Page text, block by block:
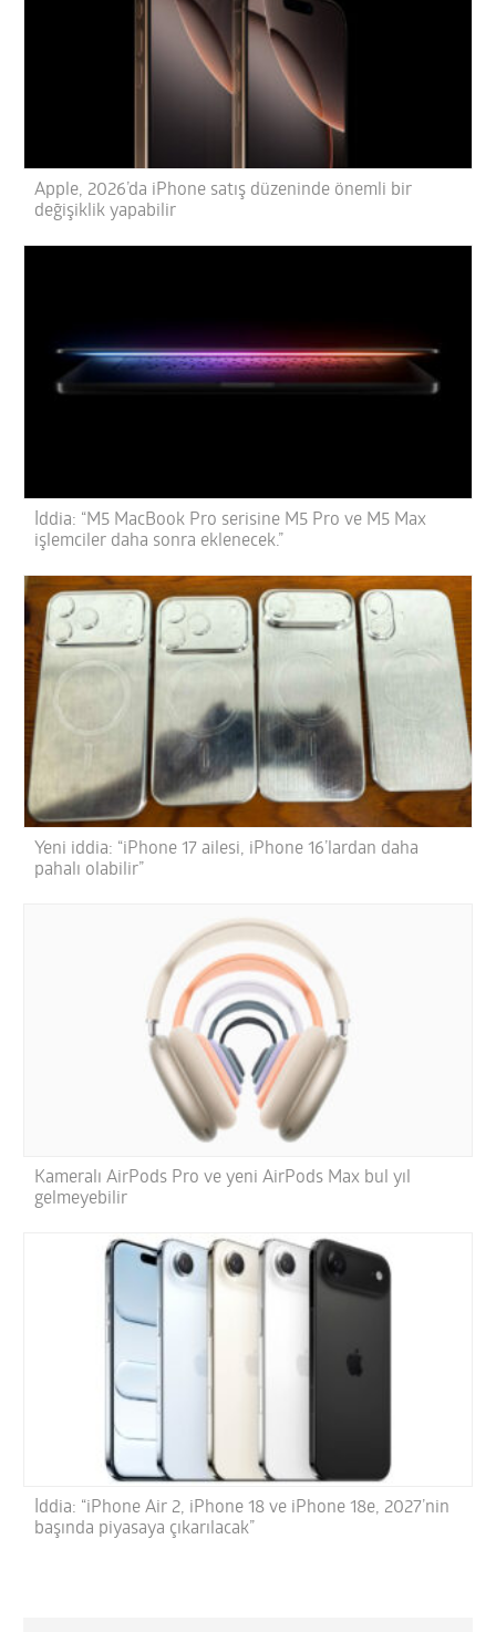
Apple, 2026’da iPhone satış düzeninde önemli bir
değişiklik yapabilir
İddia: “M5 MacBook Pro serisine M5 Pro ve M5 Max
işlemciler daha sonra eklenecek.”
Yeni iddia: “iPhone 17 ailesi, iPhone 16’lardan daha
pahalı olabilir”
Kameralı AirPods Pro ve yeni AirPods Max bul yıl
gelmeyebilir
İddia: “iPhone Air 2, iPhone 18 ve iPhone 18e, 2027’nin
başında piyasaya çıkarılacak”